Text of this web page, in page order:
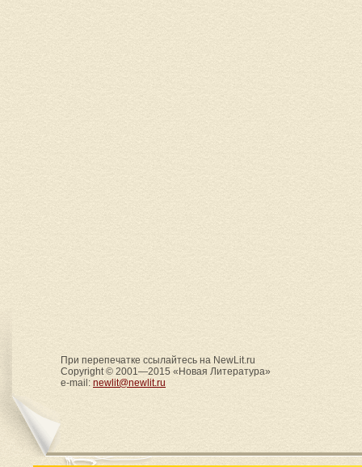
При перепечатке ссылайтесь на NewLit.ru
Copyright © 2001—2015 «Новая Литература»
e-mail: newlit@newlit.ru